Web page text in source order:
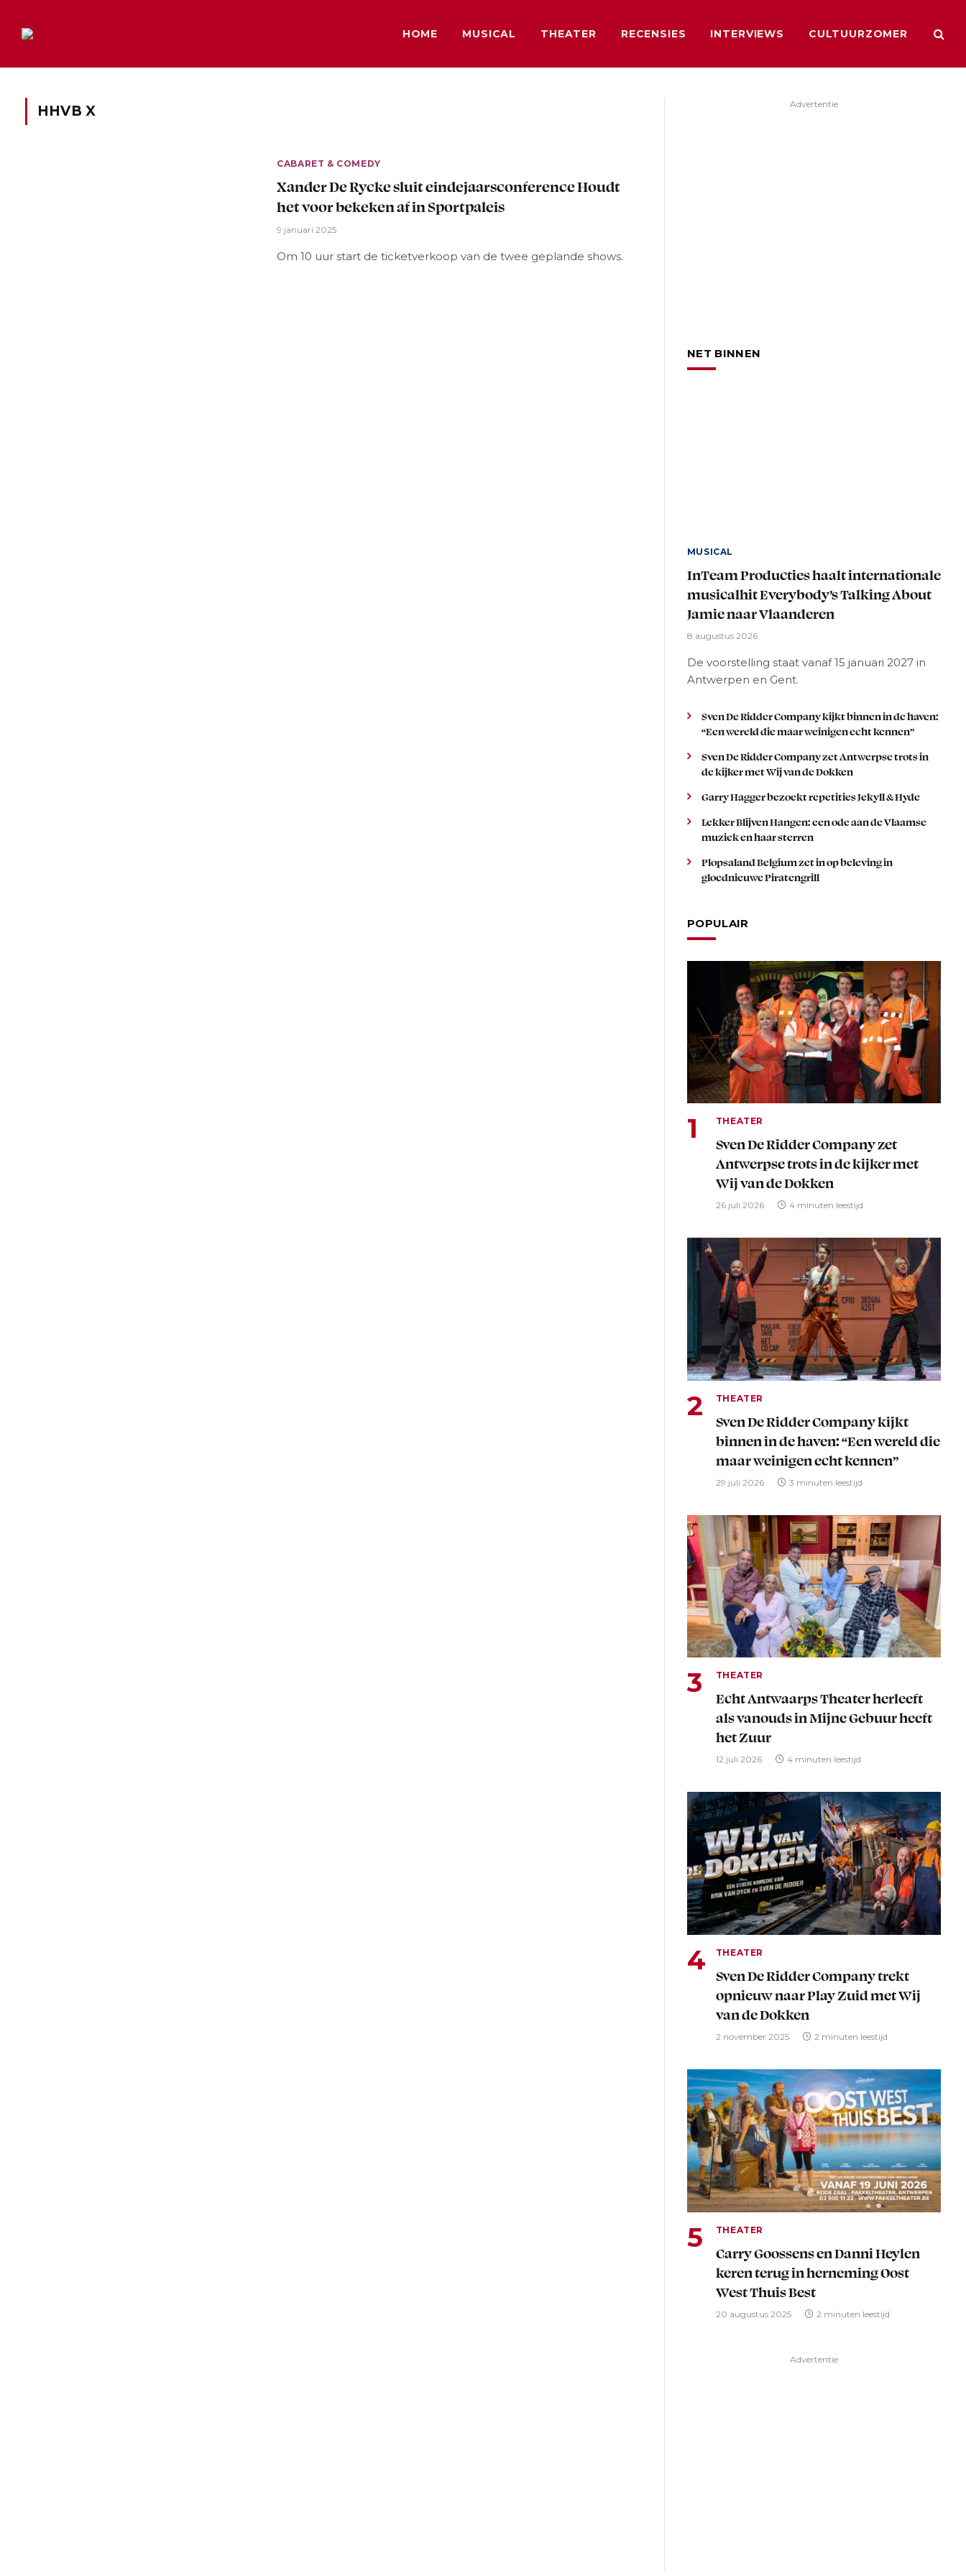
HOME MUSICAL THEATER RECENSIES INTERVIEWS CULTUURZOMER
HHVB X
CABARET & COMEDY
Xander De Rycke sluit eindejaarsconference Houdt
het voor bekeken af in Sportpaleis
9 januari 2025
Om 10 uur start de ticketverkoop van de twee geplande shows.
Advertentie
NET BINNEN
MUSICAL
InTeam Producties haalt internationale
musicalhit Everybody’s Talking About
Jamie naar Vlaanderen
8 augustus 2026
De voorstelling staat vanaf 15 januari 2027 in
Antwerpen en Gent.
Sven De Ridder Company kijkt binnen in de haven:
“Een wereld die maar weinigen echt kennen”
Sven De Ridder Company zet Antwerpse trots in
de kijker met Wij van de Dokken
Garry Hagger bezoekt repetities Jekyll & Hyde
Lekker Blijven Hangen: een ode aan de Vlaamse
muziek en haar sterren
Plopsaland Belgium zet in op beleving in
gloednieuwe Piratengrill
POPULAIR
THEATER
Sven De Ridder Company zet
Antwerpse trots in de kijker met
Wij van de Dokken
26 juli 2026 4 minuten leestijd
THEATER
Sven De Ridder Company kijkt
binnen in de haven: “Een wereld die
maar weinigen echt kennen”
29 juli 2026 3 minuten leestijd
THEATER
Echt Antwaarps Theater herleeft
als vanouds in Mijne Gebuur heeft
het Zuur
12 juli 2026 4 minuten leestijd
THEATER
Sven De Ridder Company trekt
opnieuw naar Play Zuid met Wij
van de Dokken
2 november 2025 2 minuten leestijd
THEATER
Carry Goossens en Danni Heylen
keren terug in herneming Oost
West Thuis Best
20 augustus 2025 2 minuten leestijd
Advertentie